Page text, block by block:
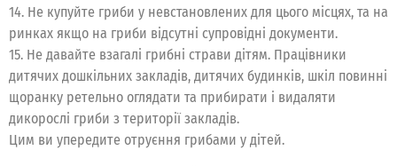
14. Не купуйте гриби у невстановлених для цього місцях, та на
ринках якщо на гриби відсутні супровідні документи.
15. Не давайте взагалі грибні страви дітям. Працівники
дитячих дошкільних закладів, дитячих будинків, шкіл повинні
щоранку ретельно оглядати та прибирати і видаляти
дикорослі гриби з території закладів.
Цим ви упередите отруєння грибами у дітей.